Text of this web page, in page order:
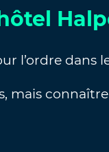
l’ordre
mais